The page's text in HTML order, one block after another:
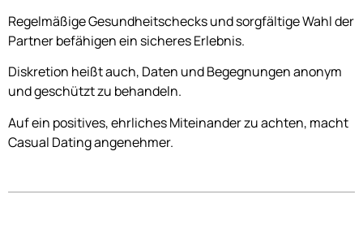
Regelmäßige Gesundheitschecks und sorgfältige Wahl der
Partner befähigen ein sicheres Erlebnis.
Diskretion heißt auch, Daten und Begegnungen anonym
und geschützt zu behandeln.
Auf ein positives, ehrliches Miteinander zu achten, macht
Casual Dating angenehmer.